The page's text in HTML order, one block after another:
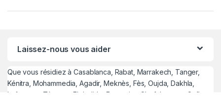
Laissez-nous vous aider
Que vous résidiez à Casablanca, Rabat, Marrakech, Tanger,
Kénitra, Mohammedia, Agadir, Meknès, Fès, Oujda, Dakhla,
Laâyoune, Tétouan, El Jadida, Essaouira, Chefchaouen, Safi,